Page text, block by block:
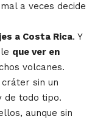
a veces decide
a Costa Rica. Y
que ver en
volcanes.
sin un
de todo tipo.
aunque sin